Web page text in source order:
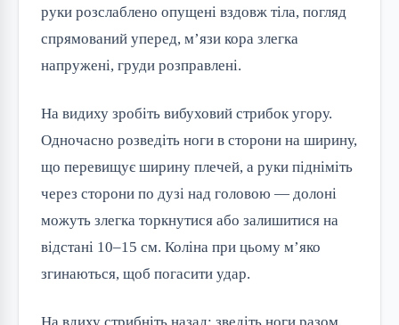
руки розслаблено опущені вздовж тіла, погляд
спрямований уперед, м’язи кора злегка
напружені, груди розправлені.
На видиху зробіть вибуховий стрибок угору.
Одночасно розведіть ноги в сторони на ширину,
що перевищує ширину плечей, а руки підніміть
через сторони по дузі над головою — долоні
можуть злегка торкнутися або залишитися на
відстані 10–15 см. Коліна при цьому м’яко
згинаються, щоб погасити удар.
На вдиху стрибніть назад: зведіть ноги разом,